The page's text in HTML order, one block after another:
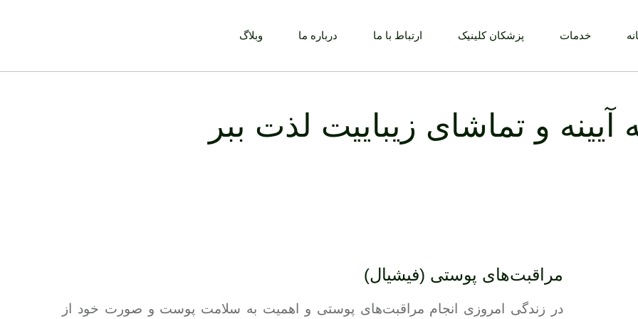
خدمات پزشکان کلینیک ارتباط با ما درباره ما وبلاگ
آیینه و تماشای زیباییت لذت ببر
مراقبت‌های پوستی (فیشیال)
در زندگی امروزی انجام مراقبت‌های پوستی و اهمیت به سلامت پوست و صورت خود از